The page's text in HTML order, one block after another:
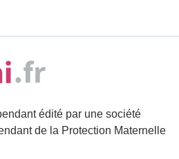
édité par une société
de la Protection Maternelle